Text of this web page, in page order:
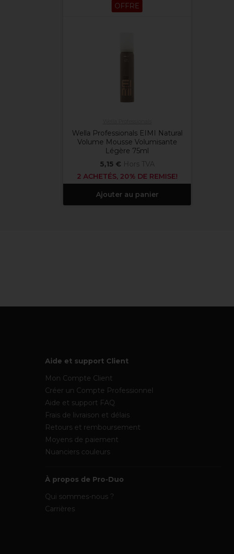
OFFRE
Wella Professionals EIMI Natural
Volume Mousse Volumisante
Légère 75ml
5,15 € Hors TVA
2 ACHETÉS, 20% DE REMISE!
Ajouter au panier
Aide et support Client
Mon Compte Client
Créer un Compte Professionnel
Aide et support FAQ
Frais de livraison et délais
Retours et remboursement
Moyens de paiement
Nuanciers couleurs
À propos de Pro-Duo
Qui sommes-nous ?
Carrières